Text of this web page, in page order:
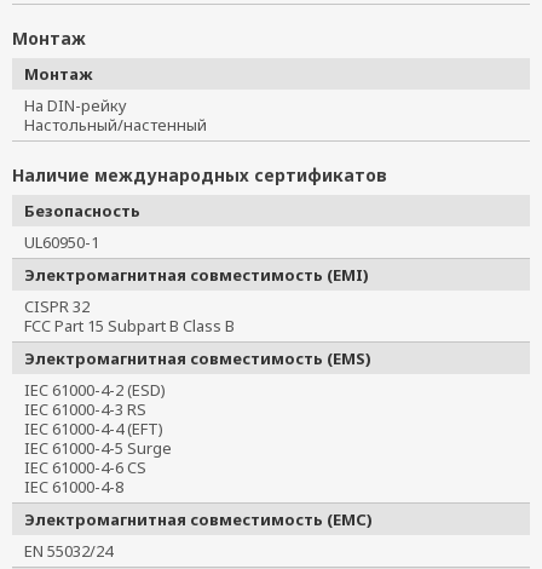
Монтаж
Монтаж
На DIN-рейку
Настольный/настенный
Наличие международных сертификатов
Безопасность
UL60950-1
Электромагнитная совместимость (EMI)
CISPR 32
FCC Part 15 Subpart B Class B
Электромагнитная совместимость (EMS)
IEC 61000-4-2 (ESD)
IEC 61000-4-3 RS
IEC 61000-4-4 (EFT)
IEC 61000-4-5 Surge
IEC 61000-4-6 CS
IEC 61000-4-8
Электромагнитная совместимость (EMC)
EN 55032/24